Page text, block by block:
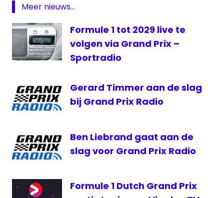
Rick van
Velthuysen
Meer nieuws...
Formule 1 tot 2029 live te
volgen via Grand Prix –
Sportradio
Gerard Timmer aan de slag
bij Grand Prix Radio
Ben Liebrand gaat aan de
slag voor Grand Prix Radio
Formule 1 Dutch Grand Prix